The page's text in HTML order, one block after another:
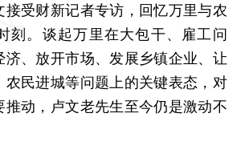
接受财新记者专访，回忆万里与农
刻。谈起万里在大包干、雇工问
济、放开市场、发展乡镇企业、让
农民进城等问题上的关键表态，对
推动，卢文老先生至今仍是激动不